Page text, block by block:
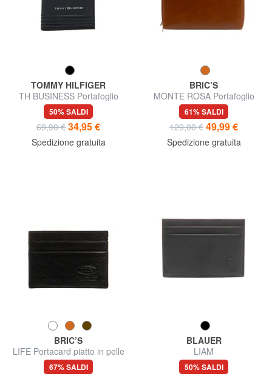
TOMMY HILFIGER
TH BUSINESS Portafoglio
verticale in pelle saffiano
50% SALDI
69,90 € 34,95 €
Spedizione gratuita
BRIC’S
MONTE ROSA Portafoglio
compatto in pelle
61% SALDI
129,00 € 49,99 €
Spedizione gratuita
BRIC’S
LIFE Portacard piatto in pelle
67% SALDI
BLAUER
LIAM
50% SALDI